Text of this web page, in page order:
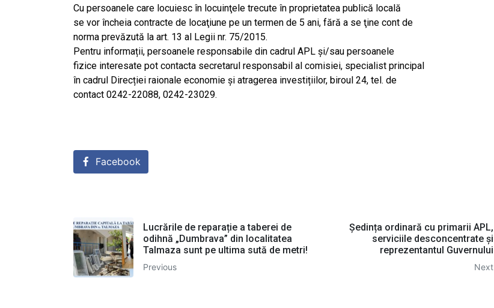
Cu persoanele care locuiesc în locuinţele trecute în proprietatea publică locală
se vor încheia contracte de locaţiune pe un termen de 5 ani, fără a se ţine cont de
norma prevăzută la art. 13 al Legii nr. 75/2015.
Pentru informații, persoanele responsabile din cadrul APL și/sau persoanele
fizice interesate pot contacta secretarul responsabil al comisiei, specialist principal
în cadrul Direcției raionale economie și atragerea investițiilor, biroul 24, tel. de
contact 0242-22088, 0242-23029.
Facebook
Lucrările de reparație a taberei de
odihnă „Dumbrava” din localitatea
Talmaza sunt pe ultima sută de metri!
Previous
Ședința ordinară cu primarii APL,
serviciile desconcentrate și
reprezentantul Guvernului
Next